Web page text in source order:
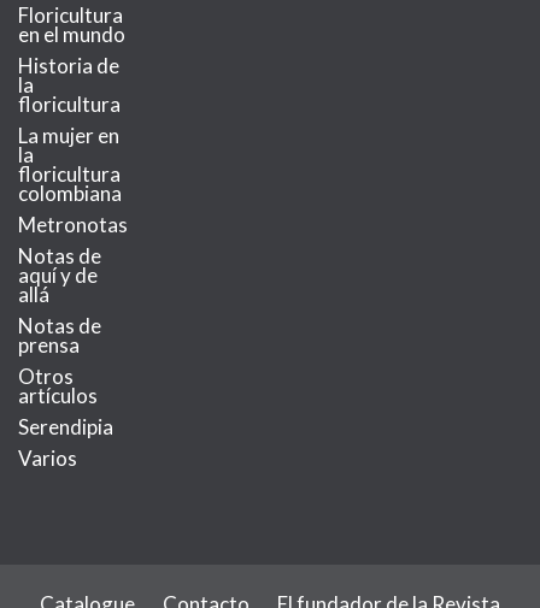
Floricultura
en el mundo
Historia de
la
floricultura
La mujer en
la
floricultura
colombiana
Metronotas
Notas de
aquí y de
allá
Notas de
prensa
Otros
artículos
Serendipia
Varios